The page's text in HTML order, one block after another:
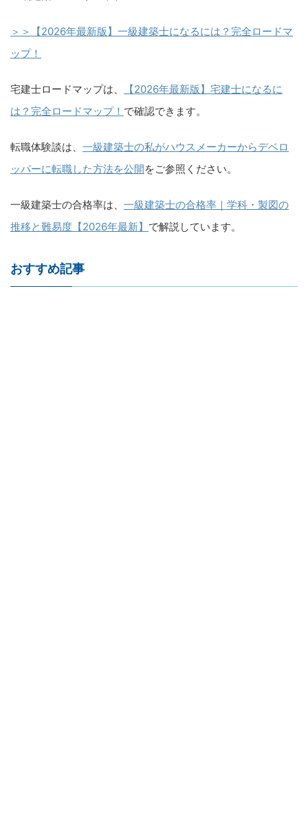
＞＞【2026年最新版】一級建築士になるには？完全ロードマ
ップ！
宅建士ロードマップは、
【2026年最新版】宅建士になるに
は？完全ロードマップ！ で確認できます。
転職体験談は、 一級建築士の私がハウスメーカーからデベロ
ッパーに転職した方法を公開をご参照ください。
一級建築士の合格率は、 一級建築士の合格率｜学科・製図の
推移と難易度【2026年最新】 で解説しています。
おすすめ記事